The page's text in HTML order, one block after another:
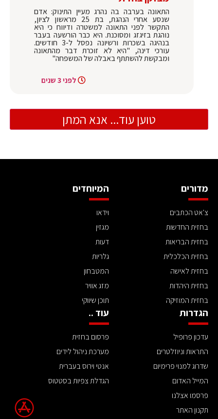
התאונה בערבה בה נהרג מעיין התינוק: אדם
שנסע אחרי הנהגת, בת 25 מראשון לציון,
התקשר לפני התאונה למשטרה ודיווח כי היא
נוהגת בזיגזג ומסוכנת. היא כבר הורשעה בעבר
בנהיגה בשכרות ורשיונה נפסל ל-3 חודשים.
עורכי דינה, "היא לא זוכרת דבר מהתאונה
ומבקשת להשתתף באבלה של המשפחה"
לפני 3 שנים
טוען עוד... אנא המתן
מדורים
צ'אט הכתבים
בחזית החדשות
בחזית הבריאות
בחזית הכלכלית
בחזית לאישה
בחזית היהדות
בחזית המוזיקה
המיוחדים
וידאו
מגזין
דעות
גלריות
המטבחון
מזג אוויר
תוכן שיווקי
הגדרות
עדכון פרופיל
התראות וניוזלטרים
שדרוג למנוי פרימיום
המייל האדום
פרסמו אצלנו
תקנון האתר
עוד ..
פרסום בחזית
מערכת ניהול לידים
אנטי וירוס בעברית
הגדלת צפיות בסטטוס